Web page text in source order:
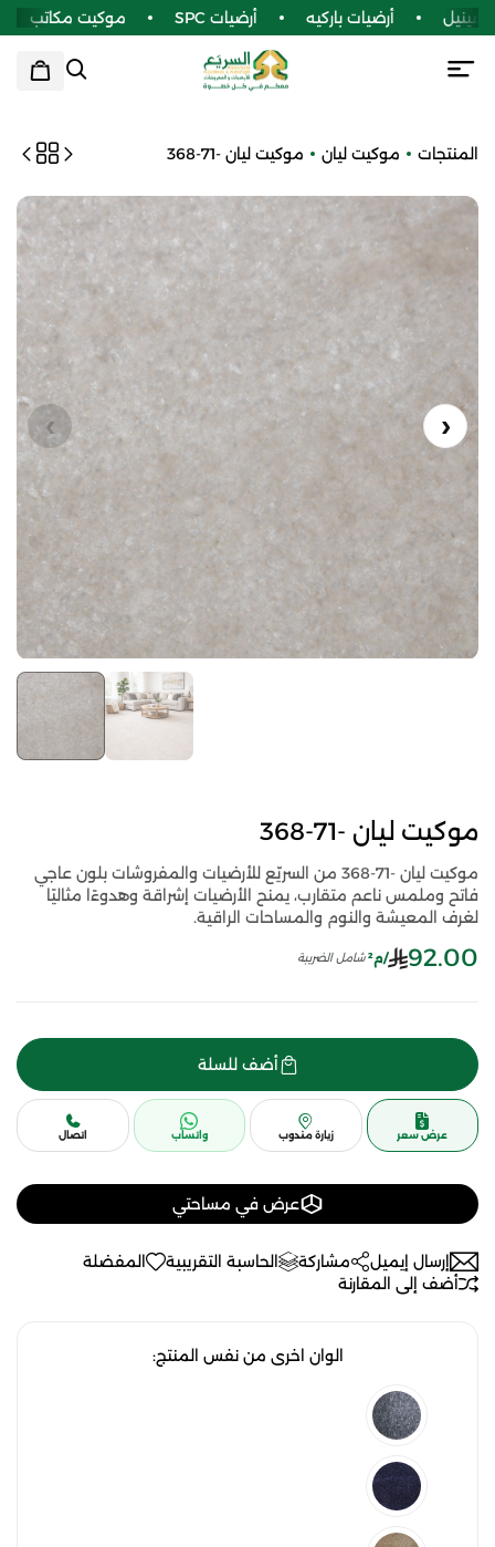
أرضيات باركيه أرضيات SPC موكيت مكاتب
المنتجات موكيت ليان موكيت ليان -71-368
موكيت ليان -71-368
موكيت ليان -71-368 من السريّع للأرضيات والمفروشات بلون عاجي
فاتح وملمس ناعم متقارب، يمنح الأرضيات إشراقة وهدوءًا مثاليًا
لغرف المعيشة والنوم والمساحات الراقية.
92.00 /م² شامل الضريبة
أضف للسلة
عرض سعر زيارة مندوب واتساب اتصال
عرض في مساحتي
إرسال إيميل مشاركة الحاسبة التقريبية
المفضلة
أضف إلى المقارنة
الوان اخرى من نفس المنتج: